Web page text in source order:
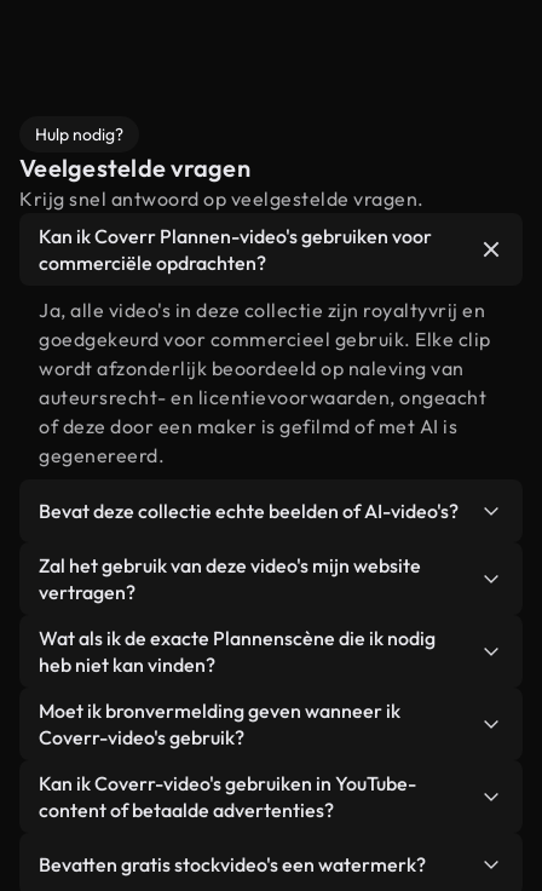
Hulp nodig?
Veelgestelde vragen
Krijg snel antwoord op veelgestelde vragen.
Kan ik Coverr Plannen-video's gebruiken voor
commerciële opdrachten?
Ja, alle video's in deze collectie zijn royaltyvrij en
goedgekeurd voor commercieel gebruik. Elke clip
wordt afzonderlijk beoordeeld op naleving van
auteursrecht- en licentievoorwaarden, ongeacht
of deze door een maker is gefilmd of met AI is
gegenereerd.
Bevat deze collectie echte beelden of AI-video's?
Beide. Dit is een hybride bibliotheek die bestaat
uit echte, door mensen gefilmde beelden van
video's. Elke video is duidelijk gelabeld, zodat je
altijd weet wat je gebruikt.
Zal het gebruik van deze video's mijn website
vertragen?
Niet als u voor onze geoptimaliseerde versies
kiest. Wij bieden lichtgewicht, webklare formaten
achtergrond. Zo blijft de kwaliteit hoog, worden de
laadtijden geminimaliseerd en worden
statistieken zoals LCP verbeterd.
Wat als ik de exacte Plannenscène die ik nodig
heb niet kan vinden?
Met Coverr AI Studio maak je direct een video.
Beschrijf de scène – bijvoorbeeld "Plannen bij
enkele seconden een gepersonaliseerde video die
voldoet aan onze licentievoorwaarden.
Moet ik bronvermelding geven wanneer ik
Coverr-video's gebruik?
Naamsvermelding is niet vereist. Alle video's in
onze stockbibliotheek zijn royaltyvrij en kunnen
hoewel dit altijd op prijs wordt gesteld.
Kan ik Coverr-video's gebruiken in YouTube-
content of betaalde advertenties?
gebruikt in YouTube-video's met advertentie-
Bevatten gratis stockvideo's een watermerk?